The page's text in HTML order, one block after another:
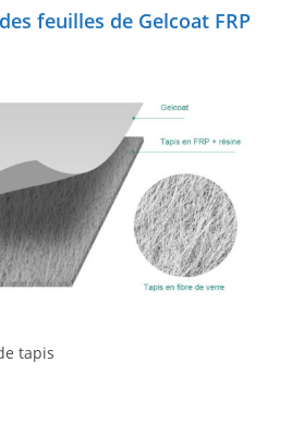
feuilles de Gelcoat FRP
tapis